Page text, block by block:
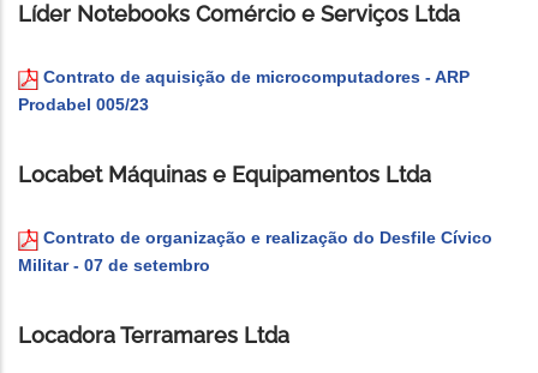
Líder Notebooks Comércio e Serviços Ltda
Contrato de aquisição de microcomputadores - ARP
Prodabel 005/23
Locabet Máquinas e Equipamentos Ltda
Contrato de organização e realização do Desfile Cívico
Militar - 07 de setembro
Locadora Terramares Ltda